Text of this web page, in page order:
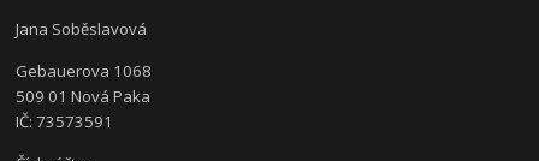
Jana Soběslavová
Gebauerova 1068
509 01 Nová Paka
IČ: 73573591